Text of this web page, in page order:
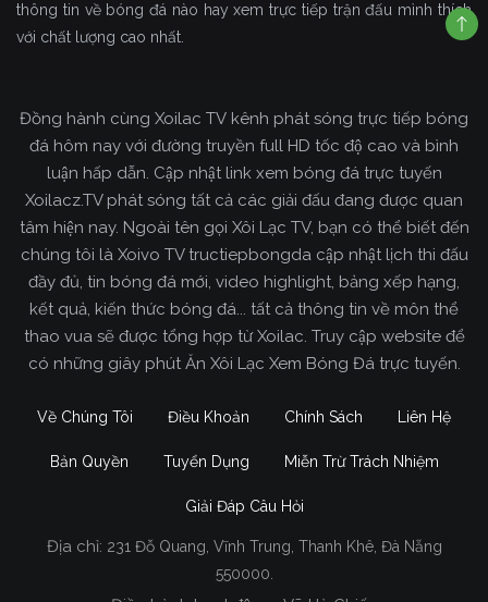
thông tin về bóng đá nào hay xem trực tiếp trận đấu mình thích
với chất lượng cao nhất.
Đồng hành cùng Xoilac TV kênh phát sóng trực tiếp bóng
đá hôm nay với đường truyền full HD tốc độ cao và bình
luận hấp dẫn. Cập nhật link xem bóng đá trực tuyến
Xoilacz.TV phát sóng tất cả các giải đấu đang được quan
tâm hiện nay. Ngoài tên gọi Xôi Lạc TV, bạn có thể biết đến
chúng tôi là Xoivo TV tructiepbongda cập nhật lịch thi đấu
đầy đủ, tin bóng đá mới, video highlight, bảng xếp hạng,
kết quả, kiến thức bóng đá... tất cả thông tin về môn thể
thao vua sẽ được tổng hợp từ Xoilac. Truy cập website để
có những giây phút Ăn Xôi Lạc Xem Bóng Đá trực tuyến.
Về Chúng Tôi Điều Khoản Chính Sách Liên Hệ
Bản Quyền Tuyển Dụng Miễn Trừ Trách Nhiệm
Giải Đáp Câu Hỏi
Địa chỉ: 231 Đỗ Quang, Vĩnh Trung, Thanh Khê, Đà Nẵng
550000.